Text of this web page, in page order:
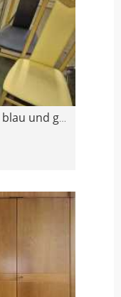
Esszimmerstühle 4 Stück in blau und gelb